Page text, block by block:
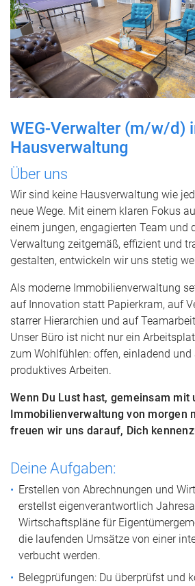
WEG-Verwalter (m/w/d)
Hausverwaltung
Über uns
Wir sind keine Hausverwaltung wie
neue Wege. Mit einem klaren Fokus
einem jungen, engagierten Team und
Verwaltung zeitgemäß, effizient und
gestalten, entwickeln wir uns stetig
Als moderne Immobilienverwaltung
auf Innovation statt Papierkram, auf
starrer Hierarchien und auf
Unser Büro ist nicht nur ein
zum Wohlfühlen: offen, einladend
produktives Arbeiten.
Wenn Du Lust hast, gemeinsam mit
Immobilienverwaltung von morgen
freuen wir uns darauf, Dich
Deine Aufgaben:
Erstellen von Abrechnungen und
erstellst eigenverantwortlich
Wirtschaftspläne für
die laufenden Umsätze von einer
verbucht werden.
Belegprüfungen: Du überprüfst und